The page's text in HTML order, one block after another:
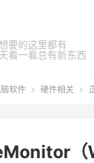
要的这里都有
看一看总有新东西
软件  硬件相关 
（